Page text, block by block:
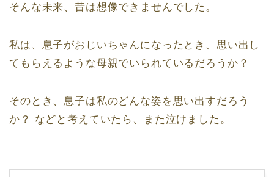
そんな未来、昔は想像できませんでした。
私は、息子がおじいちゃんになったとき、思い出し
てもらえるような母親でいられているだろうか？
そのとき、息子は私のどんな姿を思い出すだろう
か？ などと考えていたら、また泣けました。